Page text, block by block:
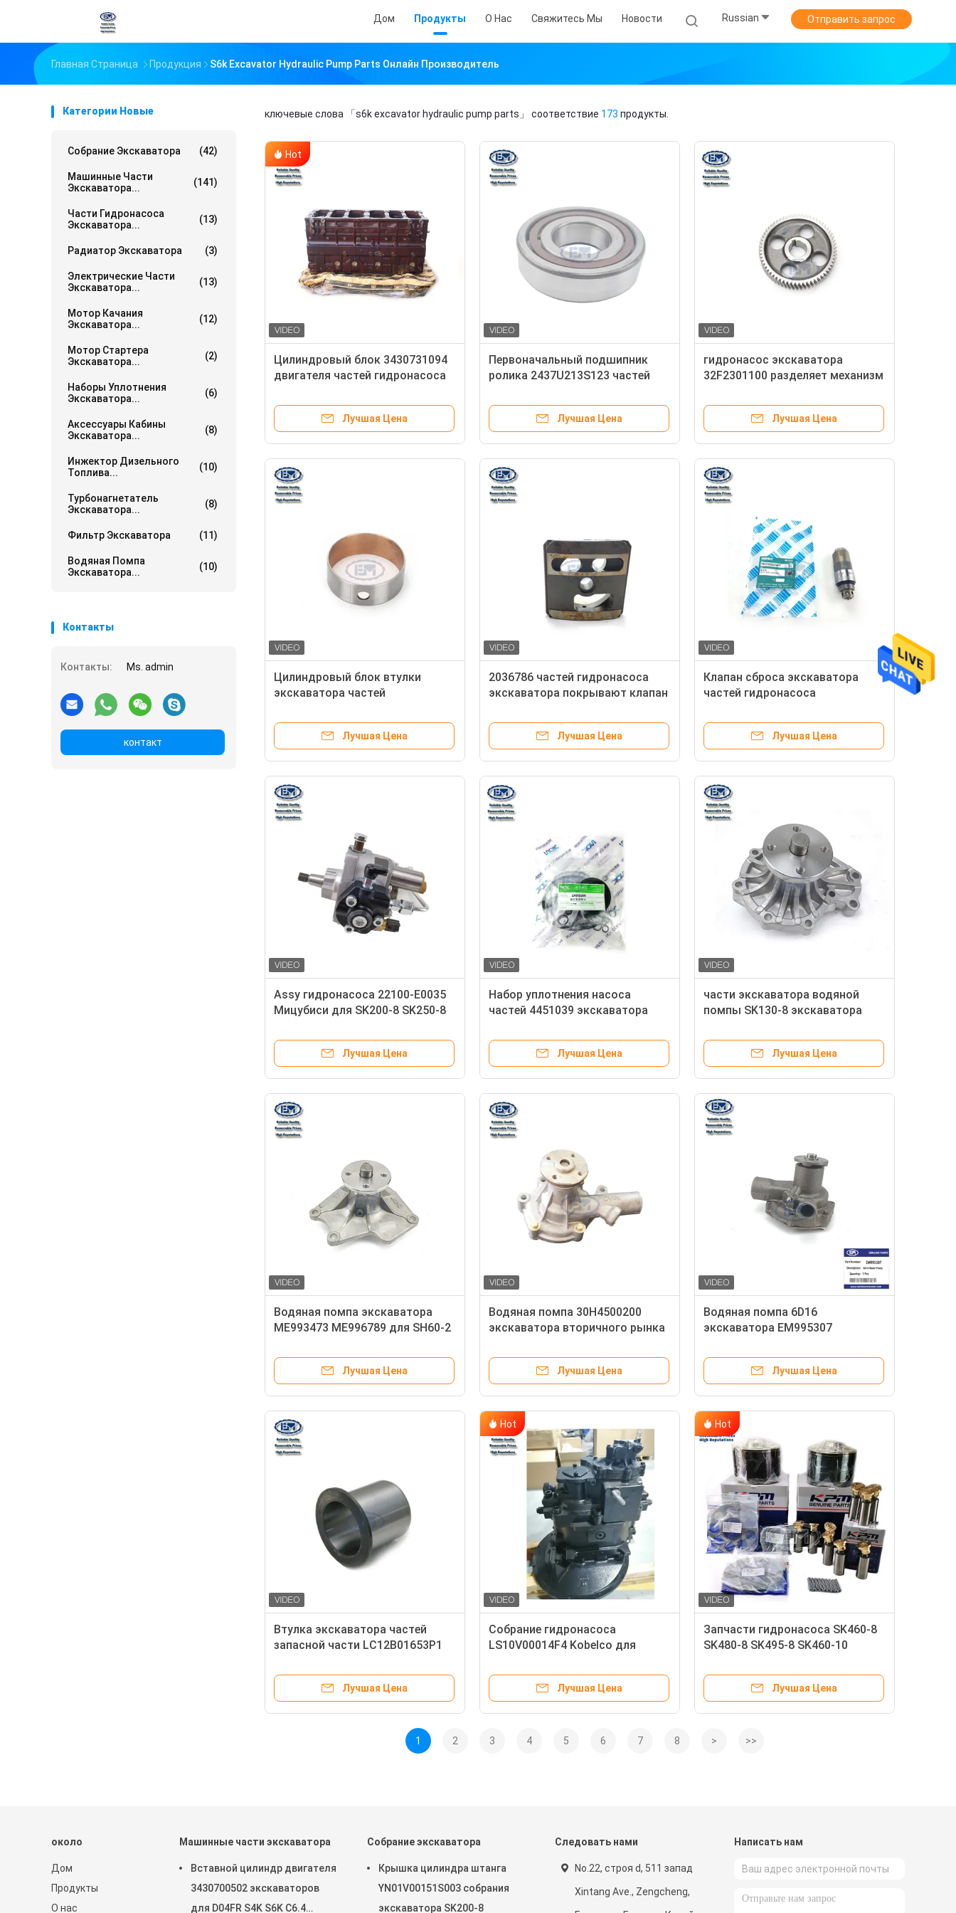
Дом Продукты О Нас Свяжитесь Мы Новости Russian Отправить запрос
Главная Страница Продукция S6k Excavator Hydraulic Pump Parts Онлайн Производитель
Категории Новые
Собрание Экскаватора (42)
Машинные Части
Экскаватора...
(141)
Части Гидронасоса
Экскаватора...
(13)
Радиатор Экскаватора (3)
Электрические Части
Экскаватора...
(13)
Мотор Качания
Экскаватора...
(12)
Мотор Стартера
Экскаватора...
(2)
Наборы Уплотнения
Экскаватора...
(6)
Аксессуары Кабины
Экскаватора...
(8)
Инжектор Дизельного
Топлива...
(10)
Турбонагнетатель
Экскаватора...
(8)
Фильтр Экскаватора (11)
Водяная Помпа
Экскаватора...
(10)
Контакты
Контакты: Ms. admin
контакт
ключевые слова 「s6k excavator hydraulic pump parts」 соответствие 173 продукты.
Hot
Цилиндровый блок 3430731094
двигателя частей гидронасоса
Лучшая Цена
Первоначальный подшипник
ролика 2437U213S123 частей
LC10V00002S123
Лучшая Цена
гидронасос экскаватора
32F2301100 разделяет механизм
МИЦУБИСИ для C4.2 C6.4
Лучшая Цена
Цилиндровый блок втулки
экскаватора частей
ME011982 ME011977
Лучшая Цена
2036786 частей гидронасоса
экскаватора покрывают клапан
Лучшая Цена
Клапан сброса экскаватора
частей гидронасоса
Лучшая Цена
Assy гидронасоса 22100-E0035
Мицубиси для SK200-8 SK250-8
Лучшая Цена
Набор уплотнения насоса
частей 4451039 экскаватора
Лучшая Цена
части экскаватора водяной
помпы SK130-8 экскаватора
Лучшая Цена
Водяная помпа экскаватора
ME993473 ME996789 для SH60-2
Лучшая Цена
Водяная помпа 30H4500200
экскаватора вторичного рынка
Лучшая Цена
Водяная помпа 6D16
экскаватора EM995307
HD1430 SK320-6E SK330-6E
Лучшая Цена
Втулка экскаватора частей
запасной части LC12B01653P1
Kobelco
Лучшая Цена
Hot
Собрание гидронасоса
LS10V00014F4 Kobelco для
Лучшая Цена
Hot
Запчасти гидронасоса SK460-8
SK480-8 SK495-8 SK460-10
KPM KOBELCO экскаватора
Лучшая Цена
1 2 3 4 5 6 7 8 > >>
около
Дом
Продукты
О нас
Машинные части экскаватора
Вставной цилиндр двигателя
3430700502 экскаваторов
для D04FR S4K S6K C6.4
Собрание экскаватора
Крышка цилиндра штанга
YN01V00151S003 собрания
экскаватора SK200-8
Следовать нами
No.22, строя d, 511 запад
Xintang Ave., Zengcheng,
Написать нам